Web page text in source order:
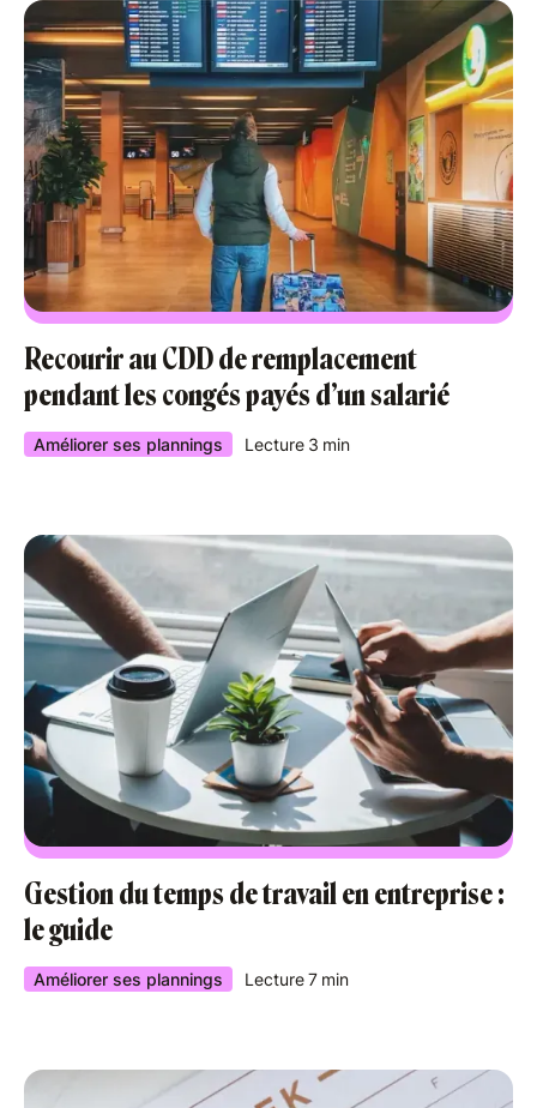
Recourir au CDD de remplacement
pendant les congés payés d’un salarié
Améliorer ses plannings Lecture 3 min
Gestion du temps de travail en entreprise :
le guide
Améliorer ses plannings Lecture7 min